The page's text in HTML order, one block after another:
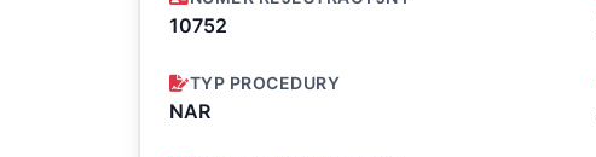
10752
TYP PROCEDURY
NAR